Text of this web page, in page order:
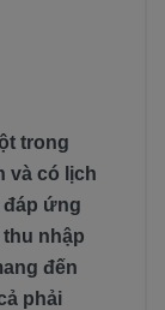
trong
và có lịch
đáp ứng
nhập
đến
phải